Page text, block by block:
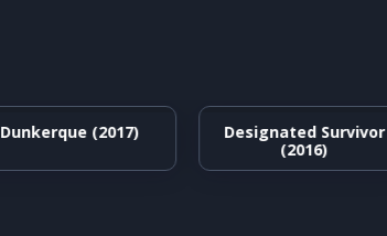
Dunkerque (2017)
Designated Survivor
(2016)